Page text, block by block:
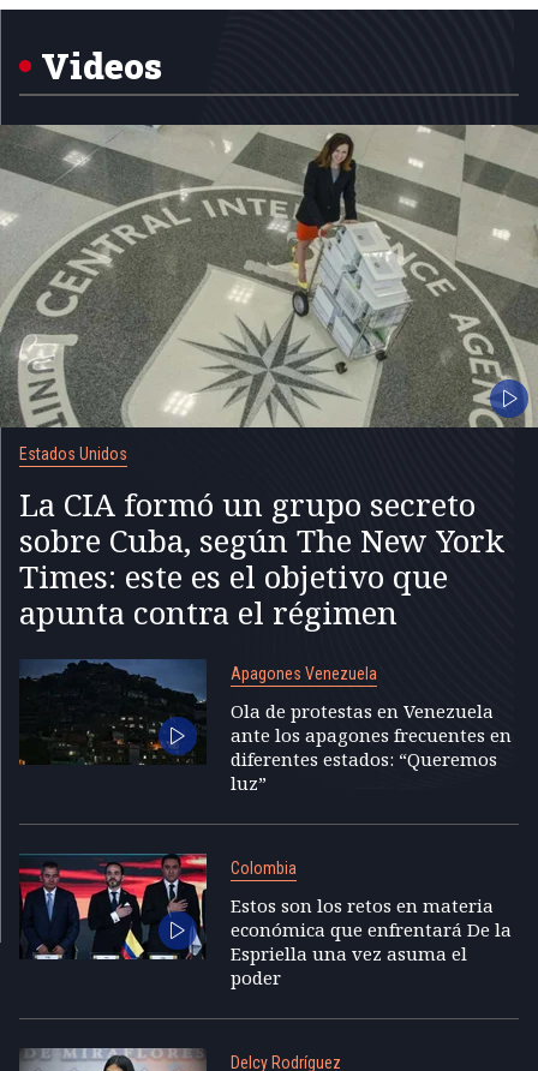
Videos
Estados Unidos
La CIA formó un grupo secreto
sobre Cuba, según The New York
Times: este es el objetivo que
apunta contra el régimen
Apagones Venezuela
Ola de protestas en Venezuela
ante los apagones frecuentes en
diferentes estados: “Queremos
luz”
Colombia
Estos son los retos en materia
económica que enfrentará De la
Espriella una vez asuma el
poder
Delcy Rodríguez